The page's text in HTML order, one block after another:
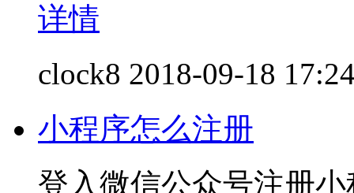
详情
clock8 2018-09-18
小程序怎么注册
登入微信公众号注册